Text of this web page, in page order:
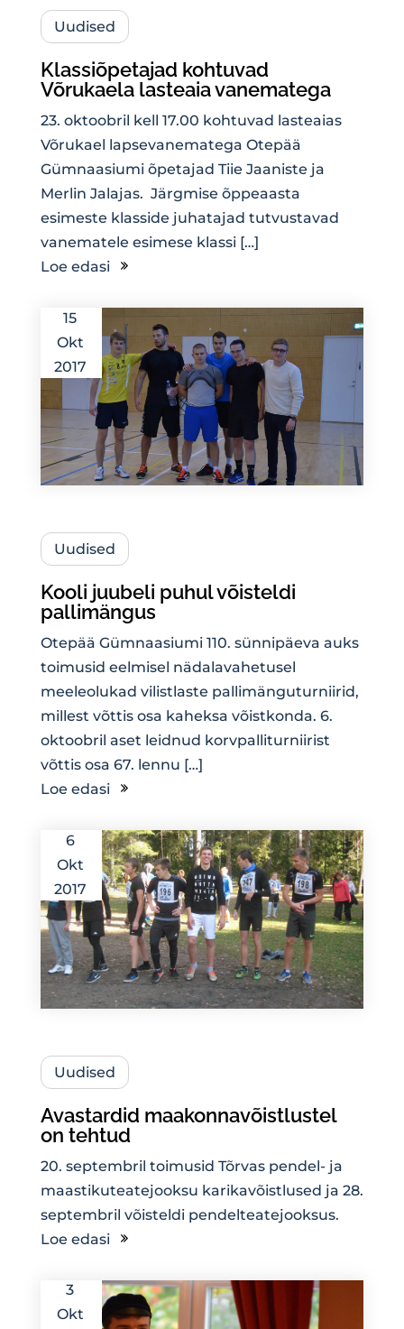
Uudised
Klassiõpetajad kohtuvad
Võrukaela lasteaia vanematega
23. oktoobril kell 17.00 kohtuvad lasteaias
Võrukael lapsevanematega Otepää
Gümnaasiumi õpetajad Tiie Jaaniste ja
Merlin Jalajas. Järgmise õppeaasta
esimeste klasside juhatajad tutvustavad
vanematele esimese klassi […]
Loe edasi
15
Okt
2017
Uudised
Kooli juubeli puhul võisteldi
pallimängus
Otepää Gümnaasiumi 110. sünnipäeva auks
toimusid eelmisel nädalavahetusel
meeleolukad vilistlaste pallimänguturniirid,
millest võttis osa kaheksa võistkonda. 6.
oktoobril aset leidnud korvpalliturniirist
võttis osa 67. lennu […]
Loe edasi
6
Okt
2017
Uudised
Avastardid maakonnavõistlustel
on tehtud
20. septembril toimusid Tõrvas pendel- ja
maastikuteatejooksu karikavõistlused ja 28.
septembril võisteldi pendelteatejooksus.
Loe edasi
3
Okt